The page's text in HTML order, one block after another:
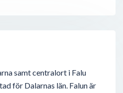
samt centralort i Falu
för Dalarnas län. Falun är